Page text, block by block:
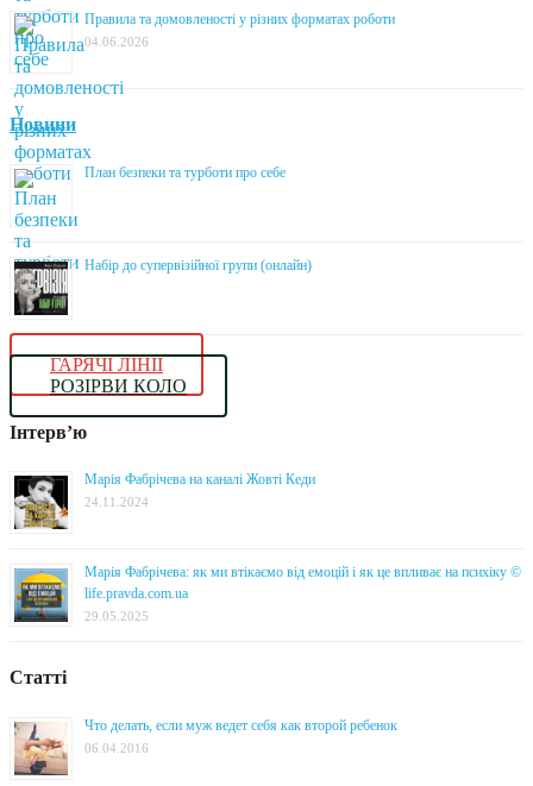
Правила та домовленості у різних форматах роботи
04.06.2026
Новини
План безпеки та турботи про себе
Набір до супервізійної групи (онлайн)
ГАРЯЧІ ЛІНІЇ
РОЗІРВИ КОЛО
Інтерв’ю
Марія Фабрічева на каналі Жовті Кеди
24.11.2024
Марія Фабрічева: як ми втікаємо від емоцій і як це впливає на психіку ©
life.pravda.com.ua
29.05.2025
Статті
Что делать, если муж ведет себя как второй ребенок
06.04.2016